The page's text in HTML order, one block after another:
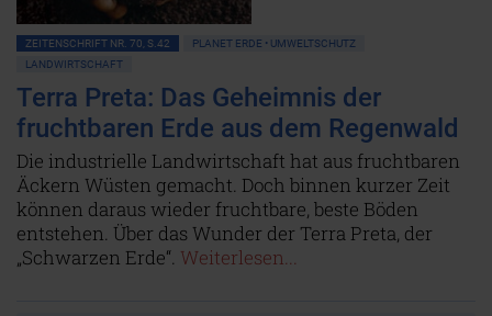
ZEITENSCHRIFT NR. 70, S.42
PLANET ERDE • UMWELTSCHUTZ
LANDWIRTSCHAFT
Terra Preta: Das Geheimnis der
fruchtbaren Erde aus dem Regenwald
Die industrielle Landwirtschaft hat aus fruchtbaren
Äckern Wüsten gemacht. Doch binnen kurzer Zeit
können daraus wieder fruchtbare, beste Böden
entstehen. Über das Wunder der Terra Preta, der
„Schwarzen Erde“. Weiterlesen...